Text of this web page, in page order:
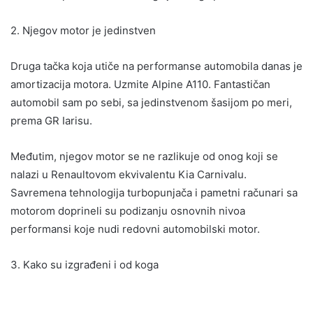
2. Njegov motor je jedinstven
Druga tačka koja utiče na performanse automobila danas je
amortizacija motora. Uzmite Alpine A110. Fantastičan
automobil sam po sebi, sa jedinstvenom šasijom po meri,
prema GR Iarisu.
Međutim, njegov motor se ne razlikuje od onog koji se
nalazi u Renaultovom ekvivalentu Kia Carnivalu.
Savremena tehnologija turbopunjača i pametni računari sa
motorom doprineli su podizanju osnovnih nivoa
performansi koje nudi redovni automobilski motor.
3. Kako su izgrađeni i od koga